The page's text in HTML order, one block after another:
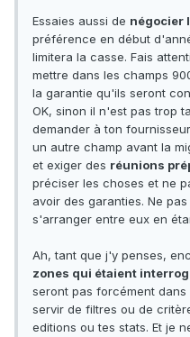
Essaies aussi de négocier
préférence en début
limitera la casse. Fais
mettre dans les champs
la garantie qu'ils seront
OK, sinon il n'est pas trop
demander à ton
un autre champ avant la
et exiger des réunions
préciser les choses et ne
avoir des garanties. Ne
s'arranger entre eux en
Ah, tant que j'y penses,
zones qui étaient
seront pas forcément
servir de filtres ou de
editions ou tes stats. Et je